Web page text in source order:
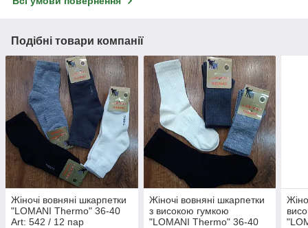
Подібні товари компанії
Жіночі вовняні шкарпетки
"LOMANI Thermo" 36-40
Art: 542 / 12 пар
Жіночі вовняні шкарпетки
з високою гумкою
"LOMANI Thermo" 36-40